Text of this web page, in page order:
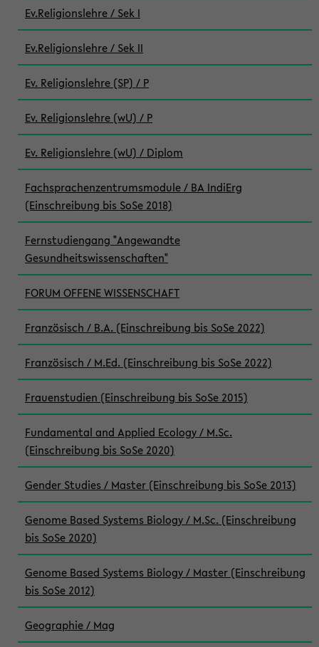
Ev.Religionslehre / Sek I
Ev.Religionslehre / Sek II
Ev. Religionslehre (SP) / P
Ev. Religionslehre (wU) / P
Ev. Religionslehre (wU) / Diplom
Fachsprachenzentrumsmodule / BA IndiErg
(Einschreibung bis SoSe 2018)
Fernstudiengang "Angewandte
Gesundheitswissenschaften"
FORUM OFFENE WISSENSCHAFT
Französisch / B.A. (Einschreibung bis SoSe 2022)
Französisch / M.Ed. (Einschreibung bis SoSe 2022)
Frauenstudien (Einschreibung bis SoSe 2015)
Fundamental and Applied Ecology / M.Sc.
(Einschreibung bis SoSe 2020)
Gender Studies / Master (Einschreibung bis SoSe 2013)
Genome Based Systems Biology / M.Sc. (Einschreibung
bis SoSe 2020)
Genome Based Systems Biology / Master (Einschreibung
bis SoSe 2012)
Geographie / Mag